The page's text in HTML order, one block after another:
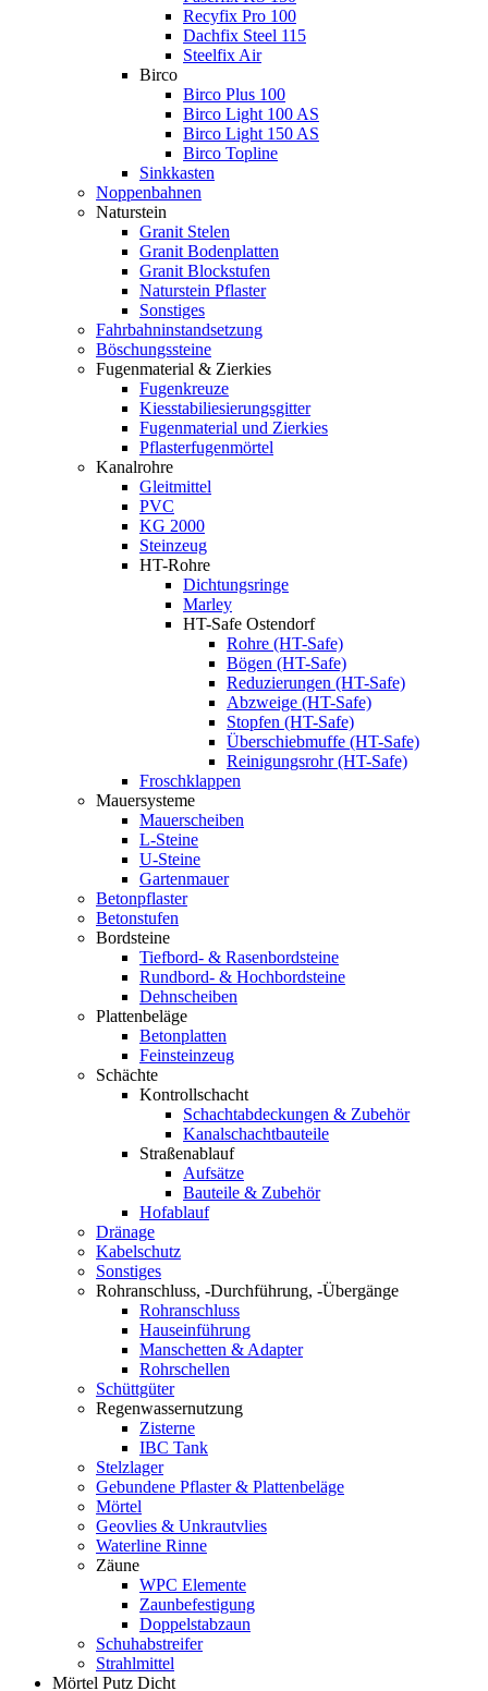
Recyfix Pro 100
Dachfix Steel 115
Steelfix Air
Birco
Birco Plus 100
Birco Light 100 AS
Birco Light 150 AS
Birco Topline
Sinkkasten
Noppenbahnen
Naturstein
Granit Stelen
Granit Bodenplatten
Granit Blockstufen
Naturstein Pflaster
Sonstiges
Fahrbahninstandsetzung
Böschungssteine
Fugenmaterial & Zierkies
Fugenkreuze
Kiesstabiliesierungsgitter
Fugenmaterial und Zierkies
Pflasterfugenmörtel
Kanalrohre
Gleitmittel
PVC
KG 2000
Steinzeug
HT-Rohre
Dichtungsringe
Marley
HT-Safe Ostendorf
Rohre (HT-Safe)
Bögen (HT-Safe)
Reduzierungen (HT-Safe)
Abzweige (HT-Safe)
Stopfen (HT-Safe)
Überschiebmuffe (HT-Safe)
Reinigungsrohr (HT-Safe)
Froschklappen
Mauersysteme
Mauerscheiben
L-Steine
U-Steine
Gartenmauer
Betonpflaster
Betonstufen
Bordsteine
Tiefbord- & Rasenbordsteine
Rundbord- & Hochbordsteine
Dehnscheiben
Plattenbeläge
Betonplatten
Feinsteinzeug
Schächte
Kontrollschacht
Schachtabdeckungen & Zubehör
Kanalschachtbauteile
Straßenablauf
Aufsätze
Bauteile & Zubehör
Hofablauf
Dränage
Kabelschutz
Sonstiges
Rohranschluss, -Durchführung, -Übergänge
Rohranschluss
Hauseinführung
Manschetten & Adapter
Rohrschellen
Schüttgüter
Regenwassernutzung
Zisterne
IBC Tank
Stelzlager
Gebundene Pflaster & Plattenbeläge
Mörtel
Geovlies & Unkrautvlies
Waterline Rinne
Zäune
WPC Elemente
Zaunbefestigung
Doppelstabzaun
Schuhabstreifer
Strahlmittel
Mörtel Putz Dicht